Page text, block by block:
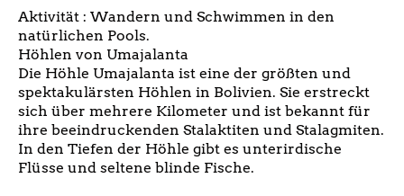
Aktivität : Wandern und Schwimmen in den
natürlichen Pools.
Höhlen von Umajalanta
Die Höhle Umajalanta ist eine der größten und
spektakulärsten Höhlen in Bolivien. Sie erstreckt
sich über mehrere Kilometer und ist bekannt für
ihre beeindruckenden Stalaktiten und Stalagmiten.
In den Tiefen der Höhle gibt es unterirdische
Flüsse und seltene blinde Fische.